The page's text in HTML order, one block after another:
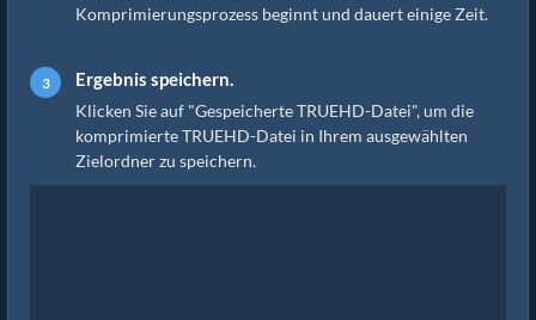
Komprimierungsprozess beginnt und dauert einige Zeit.
Ergebnis speichern.
Klicken Sie auf "Gespeicherte TRUEHD-Datei", um die
komprimierte TRUEHD-Datei in Ihrem ausgewählten
Zielordner zu speichern.